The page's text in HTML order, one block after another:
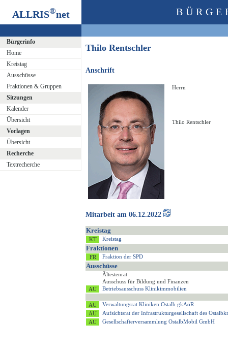
ALLRIS®net
Bürgerinfo
Home
Kreistag
Ausschüsse
Fraktionen & Gruppen
Sitzungen
Kalender
Übersicht
Vorlagen
Übersicht
Recherche
Textrecherche
Thilo Rentschler
Anschrift
Herrn
Thilo Rentschler
Mitarbeit am 06.12.2022
Kreistag
Kreistag
Fraktionen
Fraktion der SPD
Ausschüsse
Ältestenrat
Ausschuss für Bildung und Finanzen
Betriebsausschuss Klinikimmobilien
Verwaltungsrat Kliniken Ostalb gkAöR
Aufsichtsrat der Infrastrukturgesellschaft des
Gesellschafterversammlung OstalbMobil GmbH